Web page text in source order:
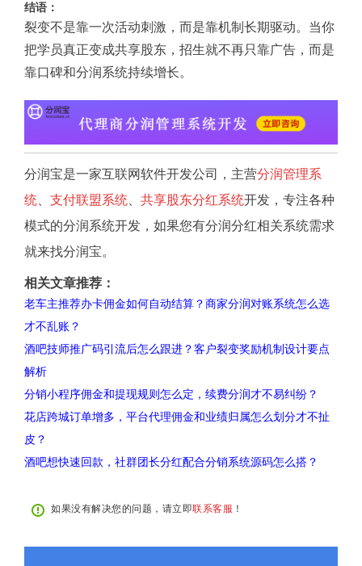
结语：
裂变不是靠一次活动刺激，而是靠机制长期驱动。当你
把学员真正变成共享股东，招生就不再只靠广告，而是
靠口碑和分润系统持续增长。
分润宝是一家互联网软件开发公司，主营分润管理系
统
支付联盟系统 共享股东分红系统开发，专注各种
模式的分润系统开发，如果您有分润分红相关系统需求
就来找分润宝。
相关文章推荐：
老车主推荐办卡佣金如何自动结算？商家分润对账系统怎么选
才不乱账？
酒吧技师推广码引流后怎么跟进？客户裂变奖励机制设计要点
解析
分销小程序佣金和提现规则怎么定，续费分润才不易纠纷？
花店跨城订单增多，平台代理佣金和业绩归属怎么划分才不扯
皮？
酒吧想快速回款，社群团长分红配合分销系统源码怎么搭？
如果没有解决您的问题，请立即联系客服 ！